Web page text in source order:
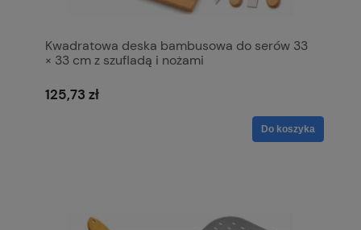
Kwadratowa deska bambusowa do serów 33
× 33 cm z szufladą i nożami
125,73 zł
Do koszyka